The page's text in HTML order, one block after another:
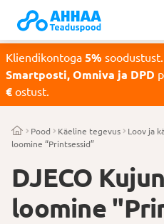
Kliendikontoga 5% soodustust.
Smartposti, Omniva ja DPD
€ ostust.
Pood Käeline tegevus Loov ja
loomine “Printsessid”
DJECO
loomine